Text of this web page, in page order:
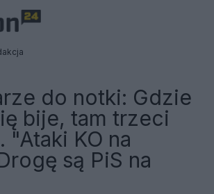
do notki: Gdzie
bije, tam trzeci
"Ataki KO na
są PiS na